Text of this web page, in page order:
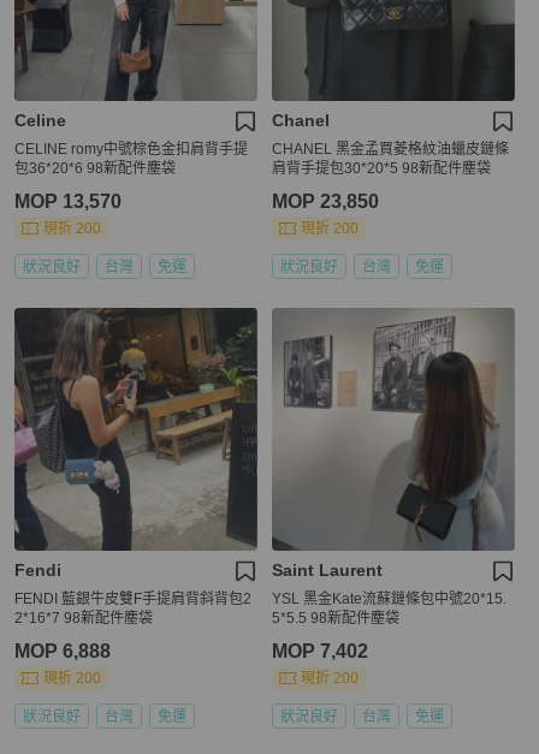
Celine
CELINE romy中號棕色金扣肩背手提
包36*20*6 98新配件塵袋
MOP 13,570
現折 200
狀況良好 台灣 免運
Chanel
CHANEL 黑金孟買菱格紋油蠟皮鏈條
肩背手提包30*20*5 98新配件塵袋
MOP 23,850
現折 200
狀況良好 台灣 免運
Fendi
FENDI 藍銀牛皮雙F手提肩背斜背包2
2*16*7 98新配件塵袋
MOP 6,888
現折 200
狀況良好 台灣 免運
Saint Laurent
YSL 黑金Kate流蘇鏈條包中號20*15.
5*5.5 98新配件塵袋
MOP 7,402
現折 200
狀況良好 台灣 免運